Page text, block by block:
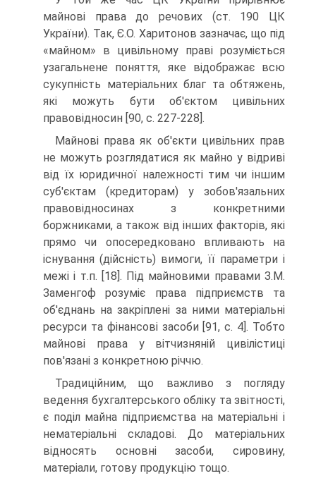
майнові права до речових (ст. 190 ЦК
України). Так, Є.О. Хари­тонов зазначає, що під
«майном» в цивільному пра­ві розуміється
узагальнене поняття, яке відображає всю
сукупність матеріальних благ та обтяжень,
які можуть бути об'єктом цивільних
правовідносин [90, с. 227-228].
Майнові права як об'єкти цивільних прав
не мо­жуть розглядатися як майно у відриві
від їх юридич­ної належності тим чи іншим
суб'єктам (кредиторам) у зобов'язальних
правовідносинах з конкретними
боржниками, а також від інших факторів, які
прямо чи опосередковано впливають на
існування (дійсність) вимоги, її параметри і
межі і т.п. [18]. Під майновими правами З.М.
Заменгоф розуміє права підприємств та
об'єднань на закріплені за ними матеріальні
ресурси та фінансові засоби [91, с. 4]. Тобто
майнові права у ві­тчизняній цивілістиці
пов'язані з конкретною річчю.
Традиційним, що важливо з погляду
ведення бухгалтерського обліку та звітності,
є поділ майна під­приємства на матеріальні і
нематеріальні складові. До матеріальних
відносять основні засоби, сировину,
матеріали, готову продукцію тощо.